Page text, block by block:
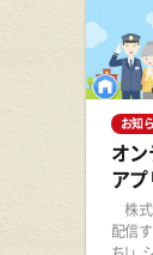
お知
オ
ア
株式
配信